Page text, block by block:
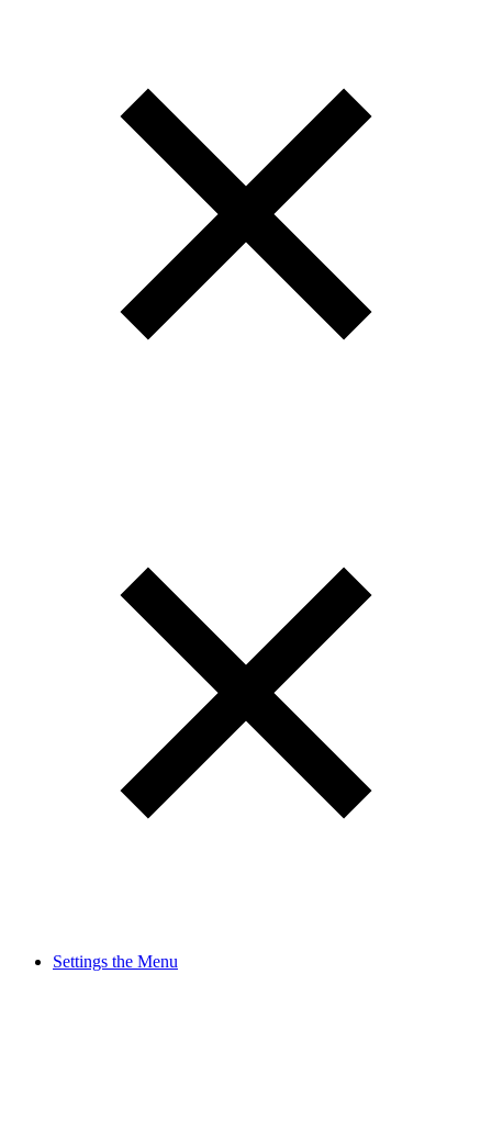
Settings the Menu